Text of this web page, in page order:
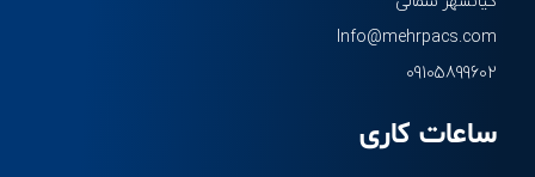
ساعات کاری
Info@mehrpacs.com
09105899602